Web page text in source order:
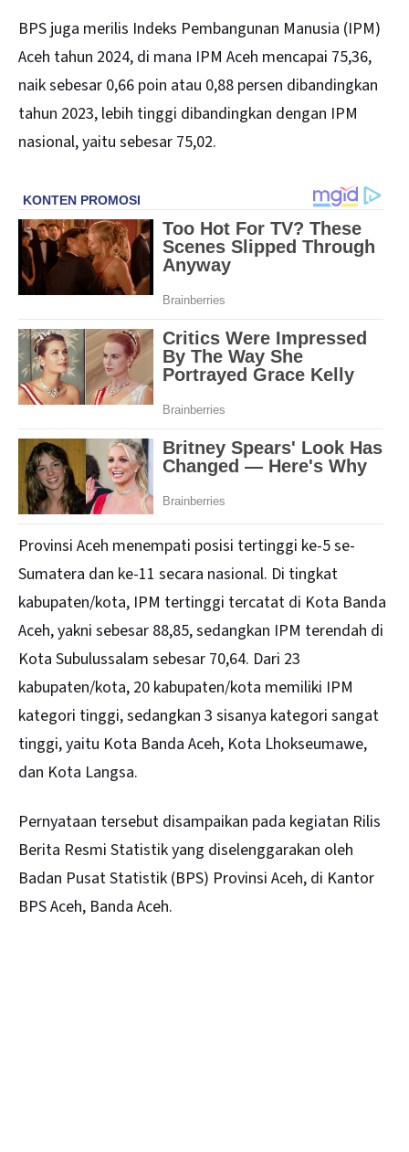
BPS juga merilis Indeks Pembangunan Manusia (IPM)
Aceh tahun 2024, di mana IPM Aceh mencapai 75,36,
naik sebesar 0,66 poin atau 0,88 persen dibandingkan
tahun 2023, lebih tinggi dibandingkan dengan IPM
nasional, yaitu sebesar 75,02.
Provinsi Aceh menempati posisi tertinggi ke-5 se-
Sumatera dan ke-11 secara nasional. Di tingkat
kabupaten/kota, IPM tertinggi tercatat di Kota Banda
Aceh, yakni sebesar 88,85, sedangkan IPM terendah di
Kota Subulussalam sebesar 70,64. Dari 23
kabupaten/kota, 20 kabupaten/kota memiliki IPM
kategori tinggi, sedangkan 3 sisanya kategori sangat
tinggi, yaitu Kota Banda Aceh, Kota Lhokseumawe,
dan Kota Langsa.
Pernyataan tersebut disampaikan pada kegiatan Rilis
Berita Resmi Statistik yang diselenggarakan oleh
Badan Pusat Statistik (BPS) Provinsi Aceh, di Kantor
BPS Aceh, Banda Aceh.